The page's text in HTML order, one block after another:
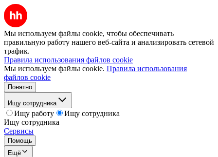
Мы используем файлы cookie, чтобы обеспечивать
правильную работу нашего веб-сайта и анализировать сетевой
трафик.
Правила использования файлов cookie
Мы используем файлы cookie. Правила использования
файлов cookie
Понятно
Ищу сотрудника
Ищу работу
Ищу сотрудника
Ищу сотрудника
Сервисы
Помощь
Ещё